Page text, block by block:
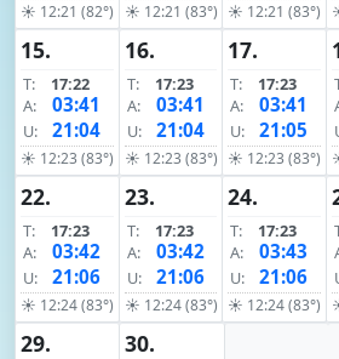
☀ 12:21 (82°) ☀ 12:21 (83°) ☀ 12:21 (83°)
15.
T:
17:22
A:
03:41
U: 21:04
☀ 12:23 (83°)
16.
T:
17:23
A:
03:41
U: 21:04
☀ 12:23 (83°)
17.
T:
17:23
A:
03:41
U: 21:05
☀ 12:23 (83°)
22.
T:
17:23
A:
03:42
U: 21:06
☀ 12:24 (83°)
23.
T:
17:23
A:
03:42
U: 21:06
☀ 12:24 (83°)
24.
T:
17:23
A:
03:43
U: 21:06
☀ 12:24 (83°)
29. 30.